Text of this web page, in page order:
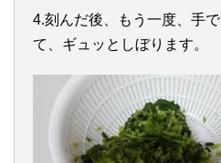
4.刻んだ後、もう一度、手
て、ギュッとしぼります。